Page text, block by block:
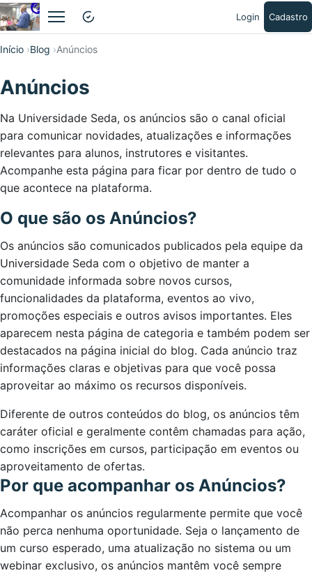
Abrir menu
Login Cadastro
Início Blog Anúncios
Anúncios
Na Universidade Seda, os anúncios são o canal oficial
para comunicar novidades, atualizações e informações
relevantes para alunos, instrutores e visitantes.
Acompanhe esta página para ficar por dentro de tudo o
que acontece na plataforma.
O que são os Anúncios?
Os anúncios são comunicados publicados pela equipe da
Universidade Seda com o objetivo de manter a
comunidade informada sobre novos cursos,
funcionalidades da plataforma, eventos ao vivo,
promoções especiais e outros avisos importantes. Eles
aparecem nesta página de categoria e também podem ser
destacados na página inicial do blog. Cada anúncio traz
informações claras e objetivas para que você possa
aproveitar ao máximo os recursos disponíveis.
Diferente de outros conteúdos do blog, os anúncios têm
caráter oficial e geralmente contêm chamadas para ação,
como inscrições em cursos, participação em eventos ou
aproveitamento de ofertas.
Por que acompanhar os Anúncios?
Acompanhar os anúncios regularmente permite que você
não perca nenhuma oportunidade. Seja o lançamento de
um curso esperado, uma atualização no sistema ou um
webinar exclusivo, os anúncios mantêm você sempre